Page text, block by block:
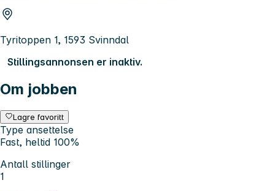
Tyritoppen 1, 1593 Svinndal
Stillingsannonsen er inaktiv.
Om jobben
Lagre favoritt
Type ansettelse
Fast, heltid 100%
Antall stillinger
1